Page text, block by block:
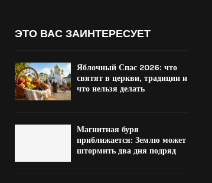
ЭТО ВАС ЗАИНТЕРЕСУЕТ
Яблочный Спас 2026: что
святят в церкви, традиции и
что нельзя делать
Магнитная буря
приближается: Землю может
штормить два дня подряд